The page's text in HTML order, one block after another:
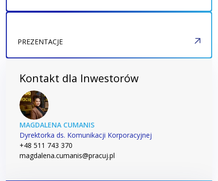
PREZENTACJE
Kontakt dla Inwestorów
MAGDALENA CUMANIS
Dyrektorka ds. Komunikacji Korporacyjnej
+48 511 743 370
magdalena.cumanis@pracuj.pl